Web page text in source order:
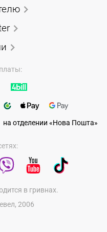
на отделении «Нова Пошта»
в гривнах.
2006